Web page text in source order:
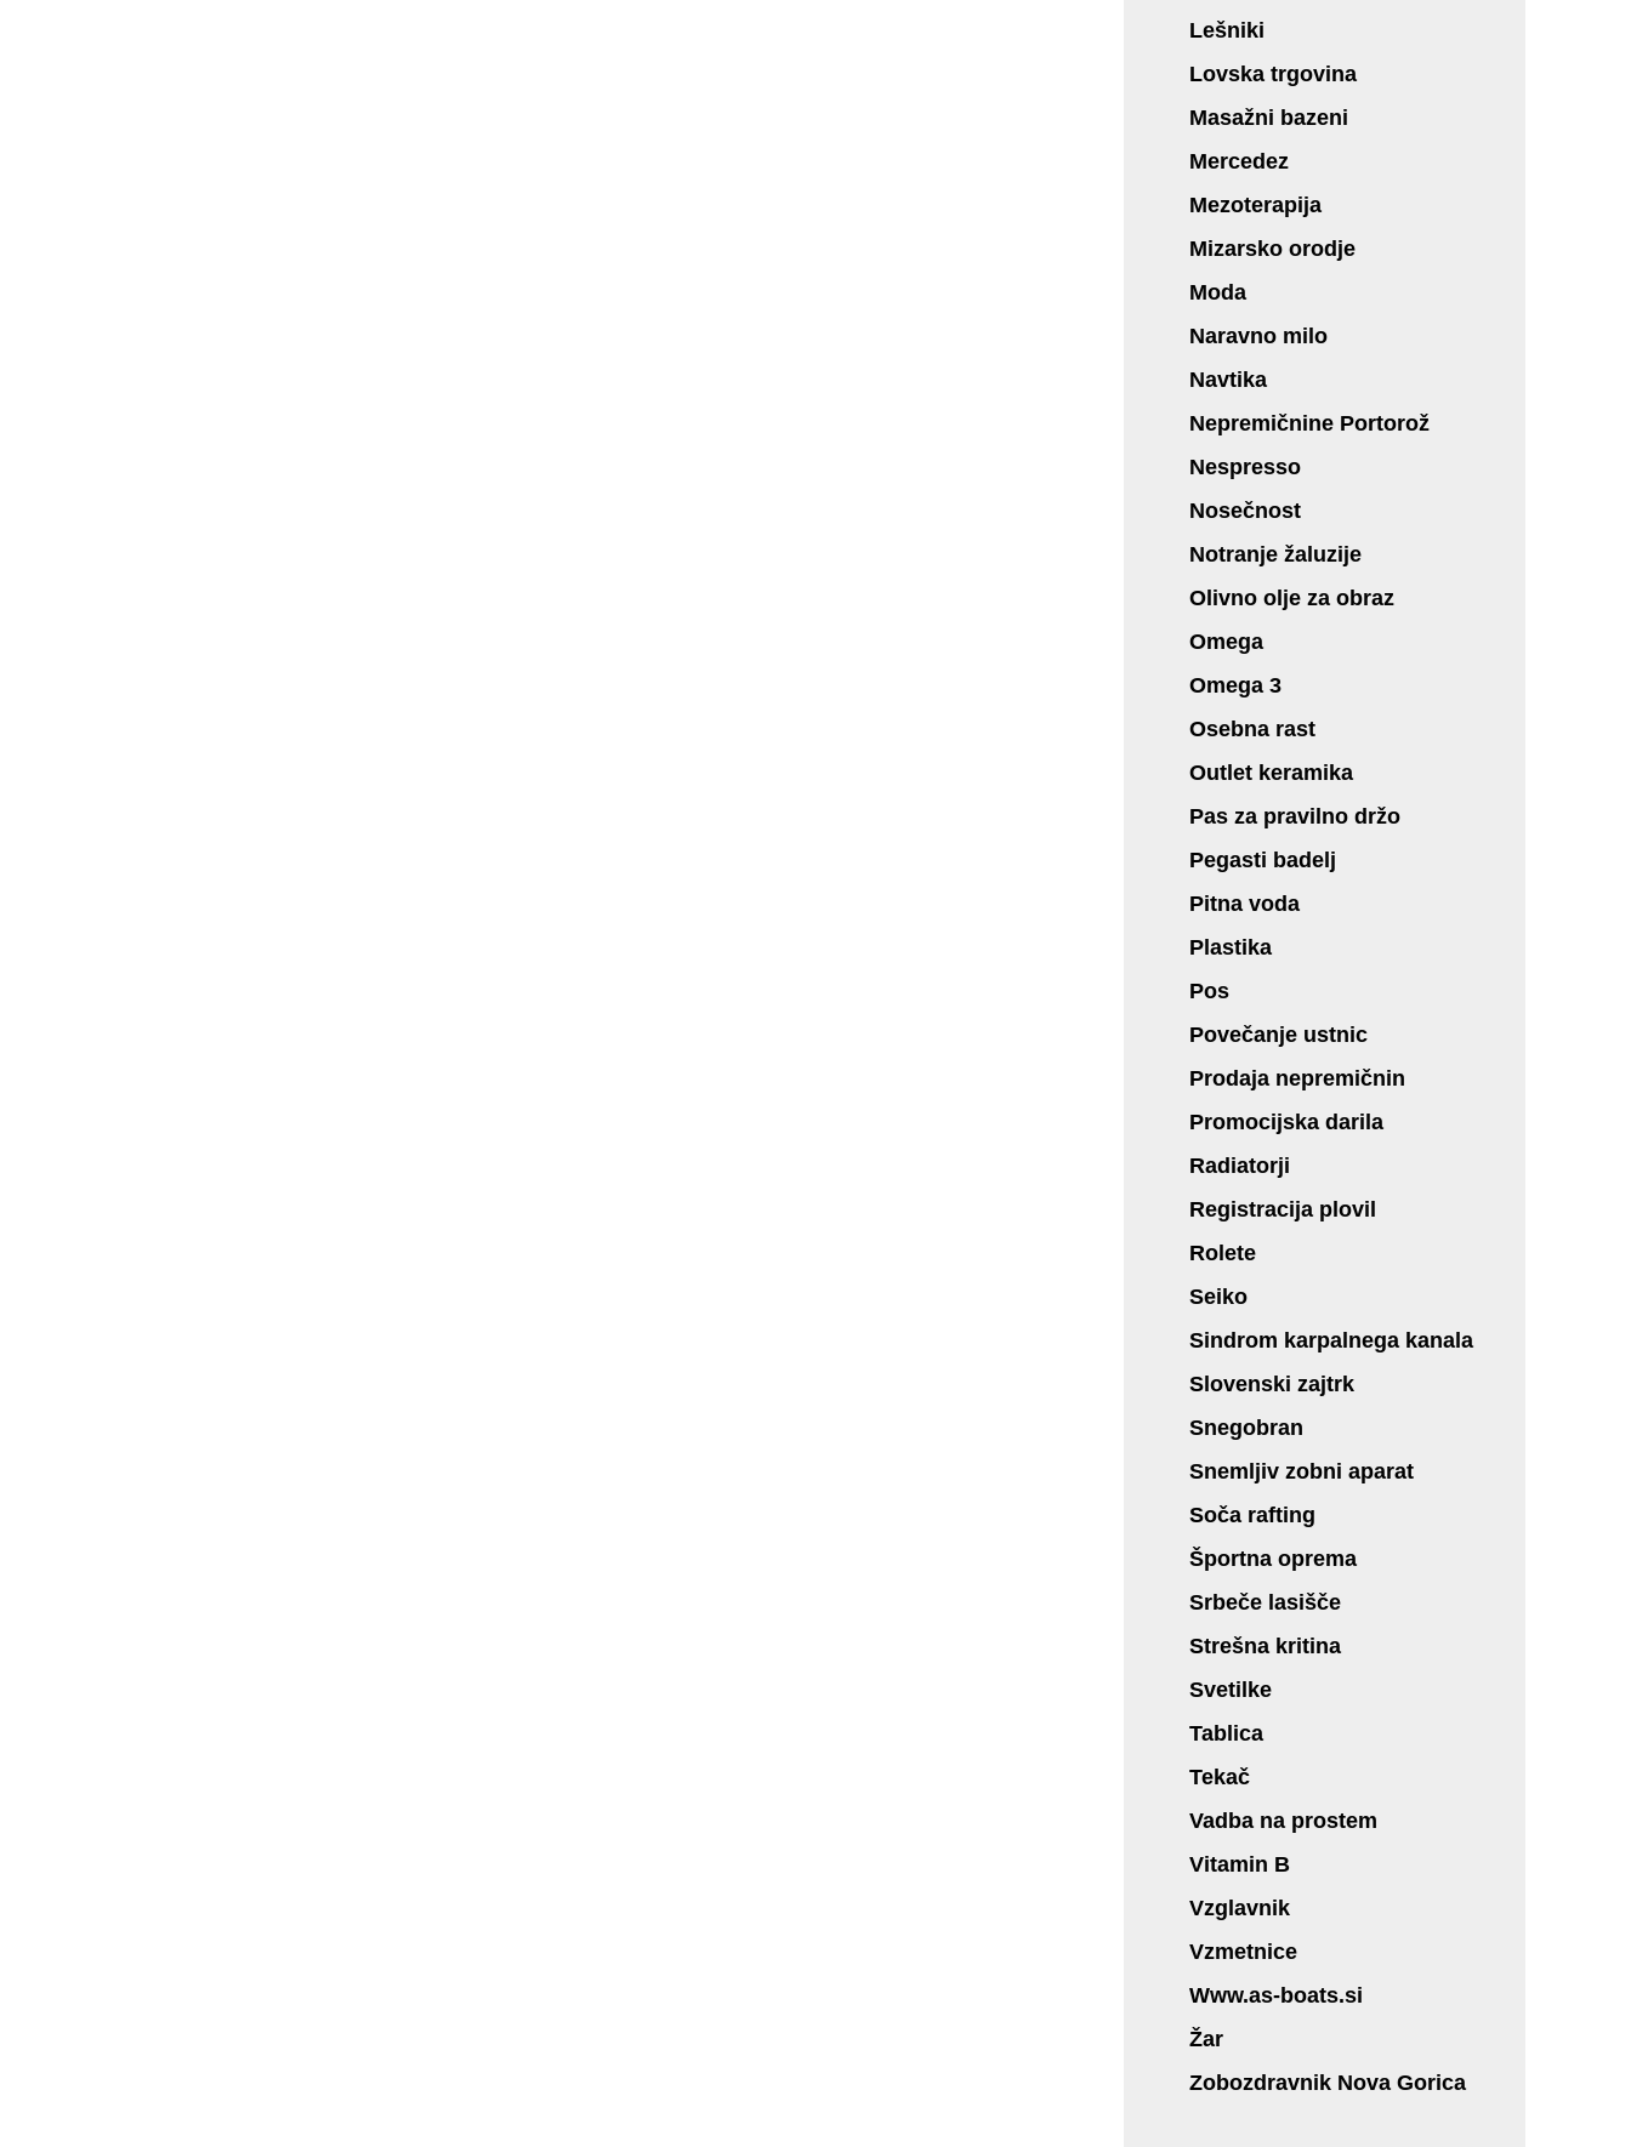
Lešniki
Lovska trgovina
Masažni bazeni
Mercedez
Mezoterapija
Mizarsko orodje
Moda
Naravno milo
Navtika
Nepremičnine Portorož
Nespresso
Nosečnost
Notranje žaluzije
Olivno olje za obraz
Omega
Omega 3
Osebna rast
Outlet keramika
Pas za pravilno držo
Pegasti badelj
Pitna voda
Plastika
Pos
Povečanje ustnic
Prodaja nepremičnin
Promocijska darila
Radiatorji
Registracija plovil
Rolete
Seiko
Sindrom karpalnega kanala
Slovenski zajtrk
Snegobran
Snemljiv zobni aparat
Soča rafting
Športna oprema
Srbeče lasišče
Strešna kritina
Svetilke
Tablica
Tekač
Vadba na prostem
Vitamin B
Vzglavnik
Vzmetnice
Www.as-boats.si
Žar
Zobozdravnik Nova Gorica